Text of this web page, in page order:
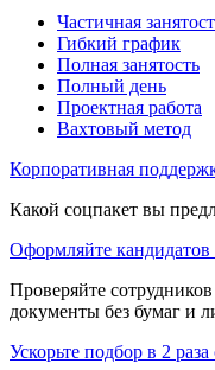
Частичная
Гибкий график
Полная занятость
Полный день
Проектная работа
Вахтовый метод
Корпоративная
Какой соцпакет вы
Оформляйте кандидатов
Проверяйте
документы без бумаг и
Ускорьте подбор в 2